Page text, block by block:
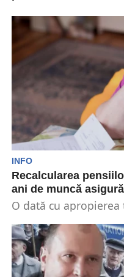
recalcularea
veniturilor seniorilor,
INFO
Recalcularea
ani de muncă
O dată cu
mai multe informații